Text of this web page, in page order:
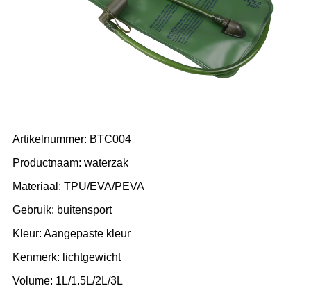
Artikelnummer: BTC004
Productnaam: waterzak
Materiaal: TPU/EVA/PEVA
Gebruik: buitensport
Kleur: Aangepaste kleur
Kenmerk: lichtgewicht
Volume: 1L/1.5L/2L/3L